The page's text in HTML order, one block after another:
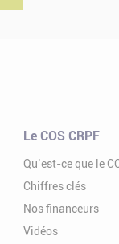
Le COS CRPF
Qu’est-ce que le
Chiffres clés
Nos financeurs
Vidéos